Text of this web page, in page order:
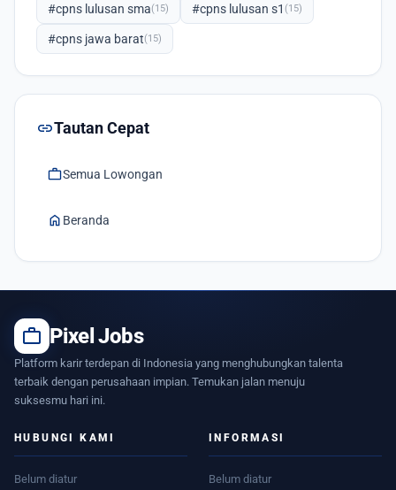
#cpns lulusan sma(15) #cpns lulusan s1 (15)
#cpns jawa barat(15)
linkTautan Cepat
workSemua Lowongan
home Beranda
work Pixel Jobs
Platform karir terdepan di Indonesia yang menghubungkan talenta
terbaik dengan perusahaan impian. Temukan jalan menuju
suksesmu hari ini.
HUBUNGI KAMI
Belum diatur
INFORMASI
Belum diatur